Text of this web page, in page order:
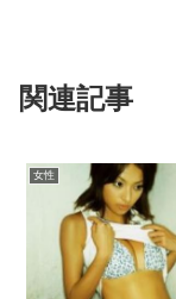
関連記事
女性